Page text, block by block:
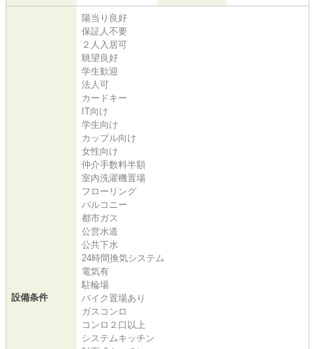
設備条件
陽当り良好
保証人不要
２人入居可
眺望良好
学生歓迎
法人可
カードキー
IT向け
学生向け
カップル向け
女性向け
仲介手数料半額
室内洗濯機置場
フローリング
バルコニー
都市ガス
公営水道
公共下水
24時間換気システム
電気有
駐輪場
バイク置場あり
ガスコンロ
コンロ２口以上
システムキッチン